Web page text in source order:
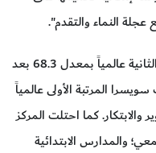
عجلة النماء والتقدم".
وأظهر المؤشر تراجع سويسرا إلى المرتبة الثانية عالمياً بمعدل 68.3 بعد
المرتبة الأولى عالمياً
والابتكار. كما احتلت المركز
والمدارس الابتدائية